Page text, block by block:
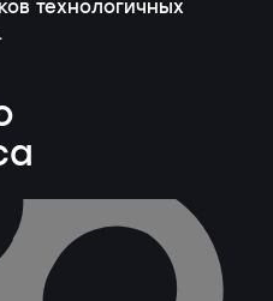
технологичных